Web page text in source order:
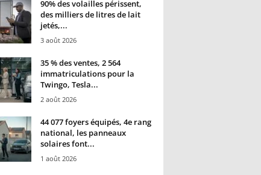
90% des volailles périssent,
des milliers de litres de lait
jetés,...
3 août 2026
35 % des ventes, 2 564
immatriculations pour la
Twingo, Tesla...
2 août 2026
44 077 foyers équipés, 4e rang
national, les panneaux
solaires font...
1 août 2026